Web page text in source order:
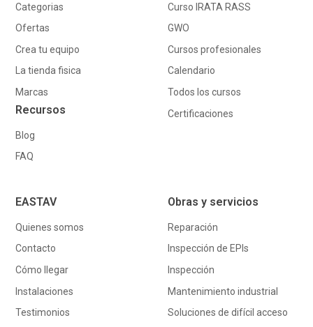
Categorias
Ofertas
Crea tu equipo
La tienda fisica
Marcas
Recursos
Blog
FAQ
Curso IRATA RASS
GWO
Cursos profesionales
Calendario
Todos los cursos
Certificaciones
EASTAV
Quienes somos
Contacto
Cómo llegar
Instalaciones
Testimonios
Obras y servicios
Reparación
Inspección de EPIs
Inspección
Mantenimiento industrial
Soluciones de difícil acceso